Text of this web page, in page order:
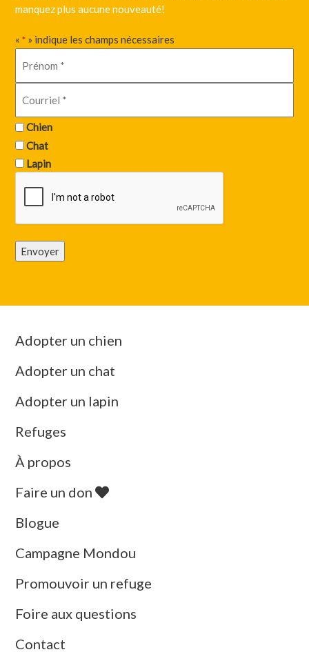
manquez plus aucune nouveauté!
«* » indique les champs nécessaires
Chien
Chat
Lapin
Envoyer
Adopter un chien
Adopter un chat
Adopter un lapin
Refuges
À propos
Faire un don
Blogue
Campagne Mondou
Promouvoir un refuge
Foire aux questions
Contact